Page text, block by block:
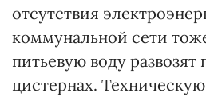
отсутствия
коммунальной сети
питьевую воду развозят
цистернах.